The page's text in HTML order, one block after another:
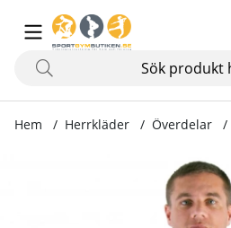
Hem Herrkläder Överdelar
Produktbilder Classic Tank Top, red